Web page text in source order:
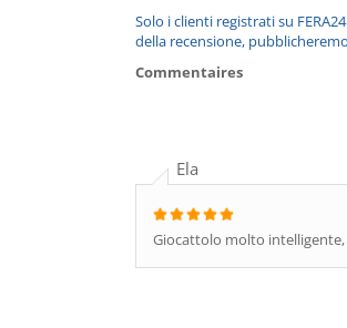
Solo i clienti registrati su
della recensione,
Commentaires
Ela
Giocattolo molto